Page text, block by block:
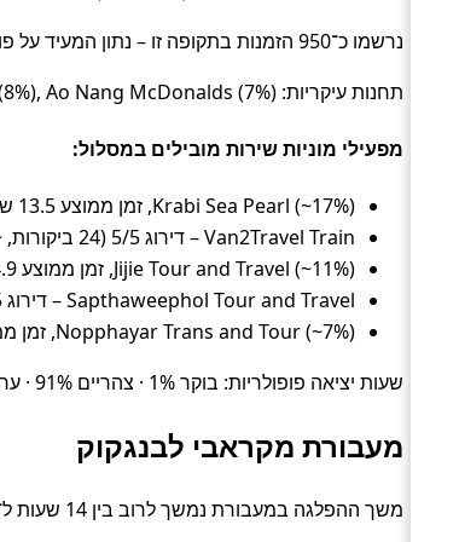
נרשמו כ־950 הזמנות בתקופה זו – נתון המעיד על פופולריות בקרב מטיילים.
תחנות עיקריות: Khao San (8%), Krung Thep Aphiwat Central Terminal Station (8%), Ao Nang McDonalds (7%).
מפעילי מוניות שירות מובילים במסלול:
Krabi Sea Pearl (~17%), זמן ממוצע 13.5 שעות, מחיר ממוצע ~97 ₪
Van2Travel Train – דירוג 5/5 (24 ביקורות, ~15%), זמן ממוצע 15.1 שעות, מחיר ממוצע ~101 ₪
Jijie Tour and Travel (~11%), זמן ממוצע 14.9 שעות, מחיר ממוצע ~95 ₪
Sapthaweephol Tour and Travel – דירוג 3.38/5 (335 ביקורות, ~10%), זמן ממוצע 13.8 שעות, מחיר ממוצע ~62 ₪
Nopphayar Trans and Tour (~7%), זמן ממוצע 13.1 שעות, מחיר ממוצע ~78 ₪
שעות יציאה פופולריות: בוקר 1% · צהריים 91% · ערב 8% · לילה 0%.
מעבורת מקראבי לבנגקוק
משך ההפלגה במעבורת נמשך לרוב בין 14 שעות ל־15.5 שעות (בממוצע כ־14.8 שעות) (Ferry).